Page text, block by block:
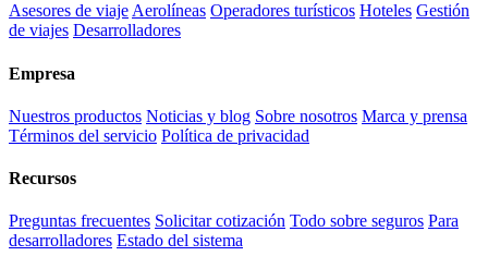
Asesores de viaje Aerolíneas Operadores turísticos Hoteles Gestión
de viajes Desarrolladores
Empresa
Nuestros productos Noticias y blog Sobre nosotros Marca y prensa
Términos del servicio Política de privacidad
Recursos
Preguntas frecuentes Solicitar cotización Todo sobre seguros Para
desarrolladores Estado del sistema